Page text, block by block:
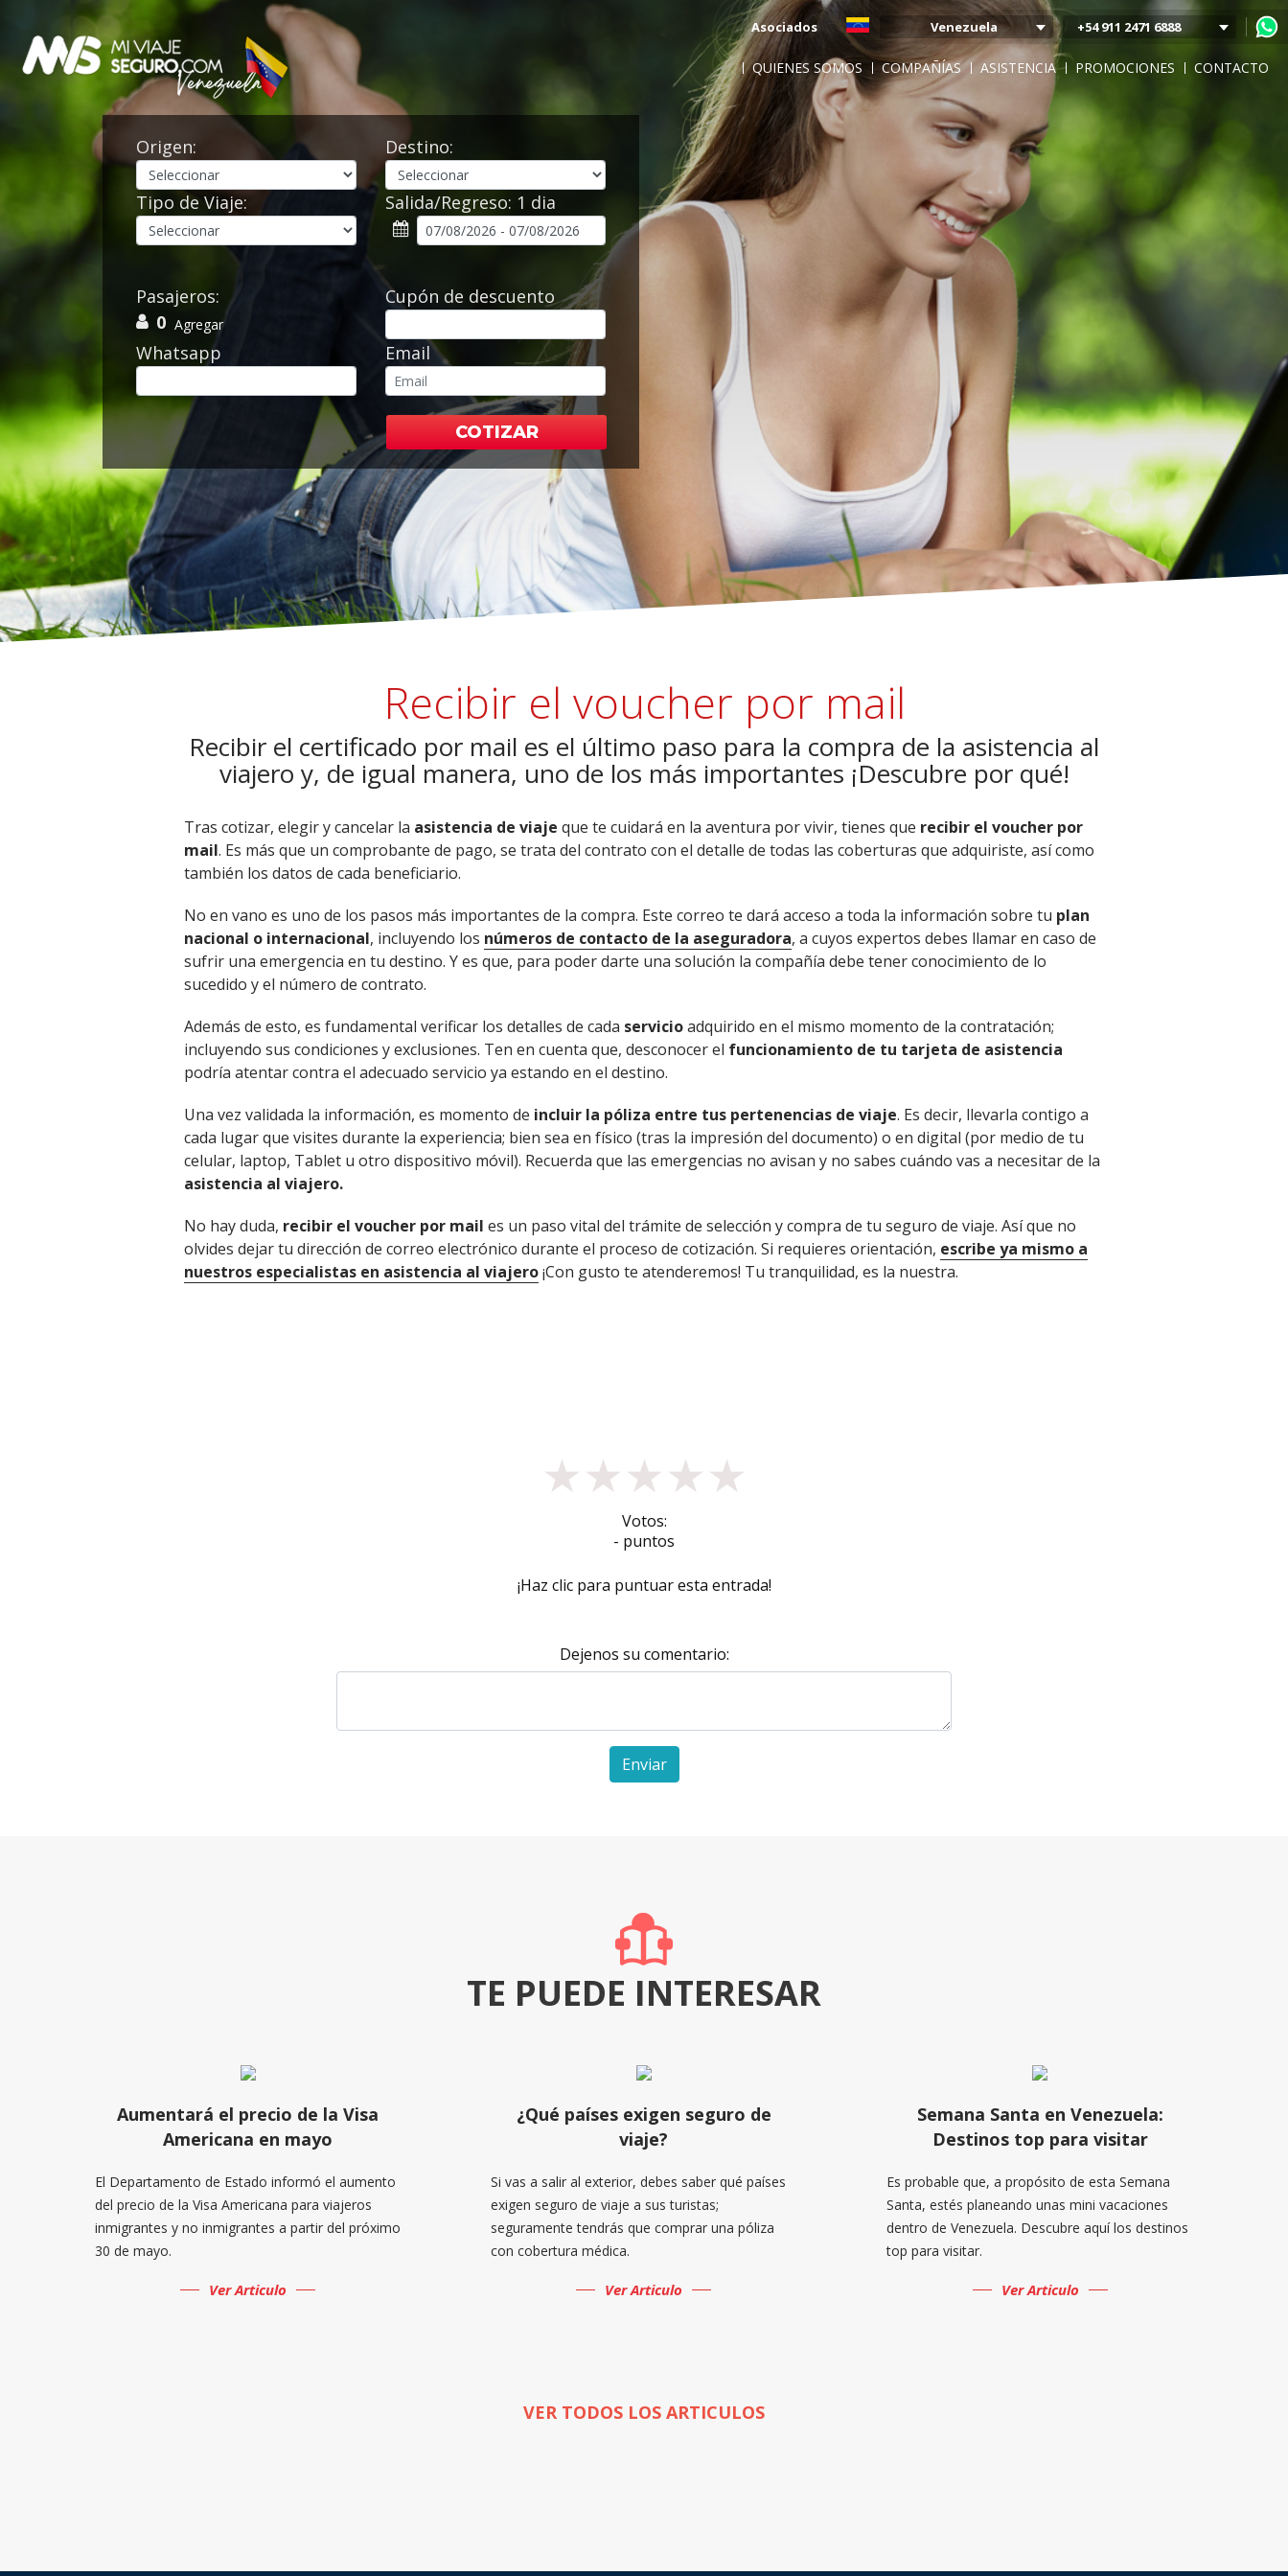
QUIENES SOMOS COMPAÑÍAS ASISTENCIA PROMOCIONES CONTACTO
+54 911 2471 6888
Venezuela
Argentina
Colombia
Mexico
Chile
Uruguay
Peru
Asociados
Origen: Destino:
Tipo de Viaje: Salida/Regreso: 1 dia
Pasajeros:
0 Agregar
Cupón de descuento
Whatsapp Email
COTIZAR
Recibir el voucher por mail
Recibir el certificado por mail es el último paso para la compra de la asistencia al
viajero y, de igual manera, uno de los más importantes ¡Descubre por qué!
Tras cotizar, elegir y cancelar la asistencia de viaje que te cuidará en la aventura por vivir, tienes que recibir el voucher por
mail. Es más que un comprobante de pago, se trata del contrato con el detalle de todas las coberturas que adquiriste, así como
también los datos de cada beneficiario.
No en vano es uno de los pasos más importantes de la compra. Este correo te dará acceso a toda la información sobre tu plan
nacional o internacional, incluyendo los números de contacto de la aseguradora, a cuyos expertos debes llamar en caso de
sufrir una emergencia en tu destino. Y es que, para poder darte una solución la compañía debe tener conocimiento de lo
sucedido y el número de contrato.
Además de esto, es fundamental verificar los detalles de cada servicioadquirido en el mismo momento de la contratación;
incluyendo sus condiciones y exclusiones. Ten en cuenta que, desconocer el funcionamiento de tu tarjeta de asistencia
podría atentar contra el adecuado servicio ya estando en el destino.
Una vez validada la información, es momento de incluir la póliza entre tus pertenencias de viaje. Es decir, llevarla contigo a
cada lugar que visites durante la experiencia; bien sea en físico (tras la impresión del documento) o en digital (por medio de tu
celular, laptop, Tablet u otro dispositivo móvil). Recuerda que las emergencias no avisan y no sabes cuándo vas a necesitar de la
asistencia al viajero.
No hay duda, recibir el voucher por mail es un paso vital del trámite de selección y compra de tu seguro de viaje. Así que no
olvides dejar tu dirección de correo electrónico durante el proceso de cotización. Si requieres orientación, escribe ya mismo a
nuestros especialistas en asistencia al viajero¡Con gusto te atenderemos! Tu tranquilidad, es la nuestra.
★★★★★
Votos:
- puntos
¡Haz clic para puntuar esta entrada!
Dejenos su comentario:
Enviar
TE PUEDE INTERESAR
Aumentará el precio de la Visa
Americana en mayo
El Departamento de Estado informó el aumento
del precio de la Visa Americana para viajeros
inmigrantes y no inmigrantes a partir del próximo
30 de mayo.
Ver Articulo
¿Qué países exigen seguro de
viaje?
Si vas a salir al exterior, debes saber qué países
exigen seguro de viaje a sus turistas;
seguramente tendrás que comprar una póliza
con cobertura médica.
Ver Articulo
Semana Santa en Venezuela:
Destinos top para visitar
Es probable que, a propósito de esta Semana
Santa, estés planeando unas mini vacaciones
dentro de Venezuela. Descubre aquí los destinos
top para visitar.
Ver Articulo
VER TODOS LOS ARTICULOS